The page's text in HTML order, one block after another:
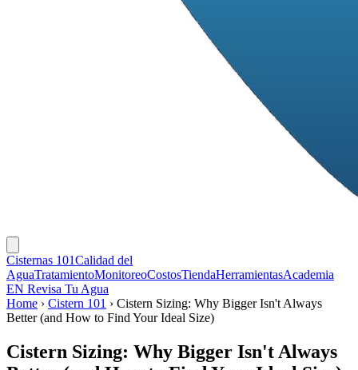
Cisternas 101Calidad del
AguaTratamientoMonitoreoCostosTiendaHerramientasAcademia
EN Revisa Tu Agua
Home › Cistern 101 › Cistern Sizing: Why Bigger Isn't Always
Better (and How to Find Your Ideal Size)
Cistern Sizing: Why Bigger Isn't Always